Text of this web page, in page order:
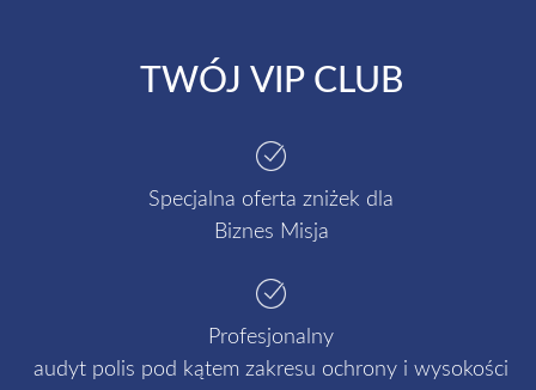
TWÓJ VIP CLUB
Specjalna oferta zniżek dla
Biznes Misja
Profesjonalny
audyt polis pod kątem zakresu ochrony i wysokości